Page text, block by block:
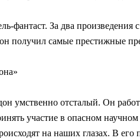
фантаст. За два
получил самые престижные
умственно отсталый. Он
участие в опасном
на наших глазах. В